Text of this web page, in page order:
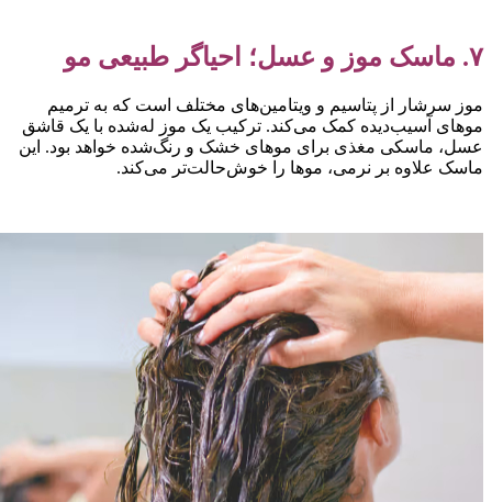
احیاگر طبیعی مو
سرشار از پتاسیم و ویتامین‌های مختلف است که به ترمیم
آسیب‌دیده کمک می‌کند. ترکیب یک موز له‌شده با یک قاشق
ماسکی مغذی برای موهای خشک و رنگ‌شده خواهد بود. این
علاوه بر نرمی، موها را خوش‌حالت‌تر می‌کند.